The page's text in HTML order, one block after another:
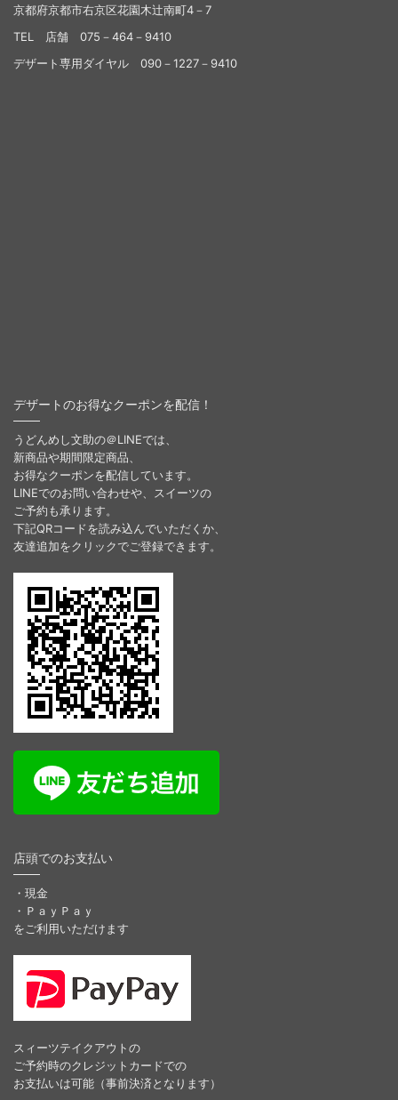
京都府京都市右京区花園木辻南町4－7
TEL 店舗 075－464－9410
デザート専用ダイヤル 090－1227－9410
デザートのお得なクーポンを配信！
うどんめし文助の＠LINEでは、
新商品や期間限定商品、
お得なクーポンを配信しています。
LINEでのお問い合わせや、スイーツの
ご予約も承ります。
下記QRコードを読み込んでいただくか、
友達追加をクリックでご登録できます。
店頭でのお支払い
・現金
・ＰａｙＰａｙ
をご利用いただけます
スィーツテイクアウトの
ご予約時のクレジットカードでの
お支払いは可能（事前決済となります）